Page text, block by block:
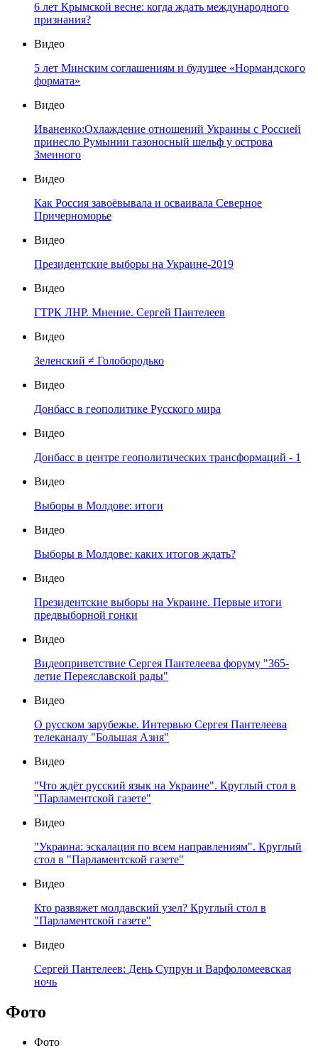
6 лет Крымской весне: когда ждать международного
признания?
Видео
5 лет Минским соглашениям и будущее «Нормандского
формата»
Видео
Иваненко:Охлаждение отношений Украины с Россией
принесло Румынии газоносный шельф у острова
Змеиного
Видео
Как Россия завоёвывала и осваивала Северное
Причерноморье
Видео
Президентские выборы на Украине-2019
Видео
ГТРК ЛНР. Мнение. Сергей Пантелеев
Видео
Зеленский ≠ Голобородько
Видео
Донбасс в геополитике Русского мира
Видео
Донбасс в центре геополитических трансформаций - 1
Видео
Выборы в Молдове: итоги
Видео
Выборы в Молдове: каких итогов ждать?
Видео
Президентские выборы на Украине. Первые итоги
предвыборной гонки
Видео
Видеоприветствие Сергея Пантелеева форуму "365-
летие Переяславской рады"
Видео
О русском зарубежье. Интервью Сергея Пантелеева
телеканалу "Большая Азия"
Видео
"Что ждёт русский язык на Украине". Круглый стол в
"Парламентской газете"
Видео
"Украина: эскалация по всем направлениям". Круглый
стол в "Парламентской газете"
Видео
Кто развяжет молдавский узел? Круглый стол в
"Парламентской газете"
Видео
Сергей Пантелеев: День Супрун и Варфоломеевская
ночь
Фото
Фото